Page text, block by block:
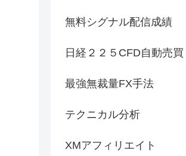
無料シグナル配信成績
日経２２５CFD自動売買
最強無裁量FX手法
テクニカル分析
XMアフィリエイト